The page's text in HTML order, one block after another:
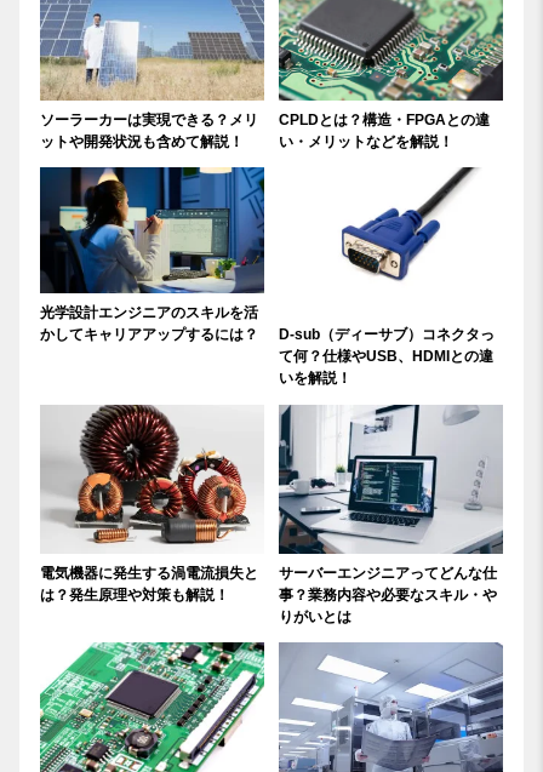
ソーラーカーは実現できる？メリ
ットや開発状況も含めて解説！
CPLDとは？構造・FPGAとの違
い・メリットなどを解説！
光学設計エンジニアのスキルを活
かしてキャリアアップするには？
D-sub（ディーサブ）コネクタっ
て何？仕様やUSB、HDMIとの違
いを解説！
電気機器に発生する渦電流損失と
は？発生原理や対策も解説！
サーバーエンジニアってどんな仕
事？業務内容や必要なスキル・や
りがいとは